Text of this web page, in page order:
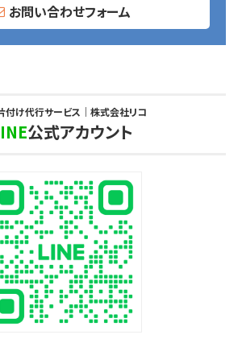
お問い合わせフォーム
付け代行サービス｜株式会社リコ
公式アカウント